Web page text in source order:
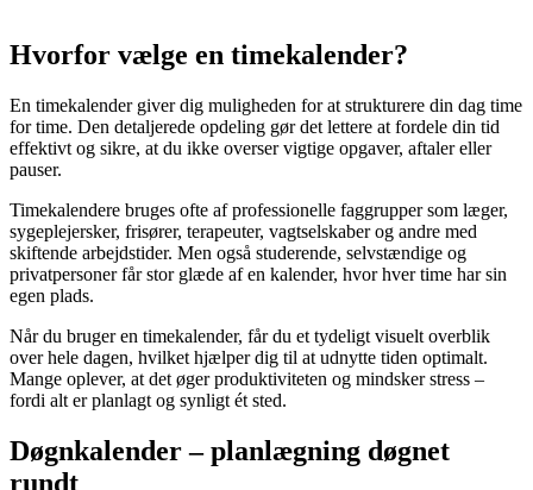
Hvorfor vælge en timekalender?
En timekalender giver dig muligheden for at strukturere din dag time
for time. Den detaljerede opdeling gør det lettere at fordele din tid
effektivt og sikre, at du ikke overser vigtige opgaver, aftaler eller
pauser.
Timekalendere bruges ofte af professionelle faggrupper som læger,
sygeplejersker, frisører, terapeuter, vagtselskaber og andre med
skiftende arbejdstider. Men også studerende, selvstændige og
privatpersoner får stor glæde af en kalender, hvor hver time har sin
egen plads.
Når du bruger en timekalender, får du et tydeligt visuelt overblik
over hele dagen, hvilket hjælper dig til at udnytte tiden optimalt.
Mange oplever, at det øger produktiviteten og mindsker stress –
fordi alt er planlagt og synligt ét sted.
Døgnkalender – planlægning døgnet
rundt